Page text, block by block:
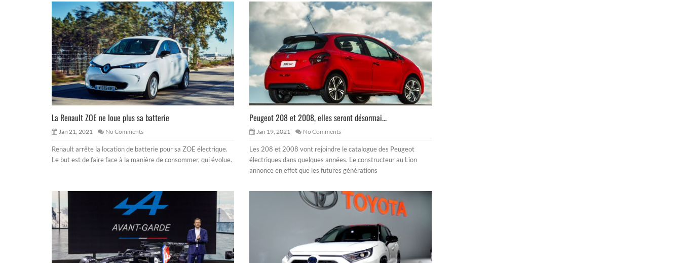
La Renault ZOE ne loue plus sa batterie
Jan 21, 2021 No Comments
Renault arrête la location de batterie pour sa ZOE électrique.
Le but est de faire face à la manière de consommer, qui évolue.
Peugeot 208 et 2008, elles seront désormai...
Jan 19, 2021 No Comments
Les 208 et 2008 vont rejoindre le catalogue des Peugeot
électriques dans quelques années. Le constructeur au Lion
annonce en effet que les futures générations